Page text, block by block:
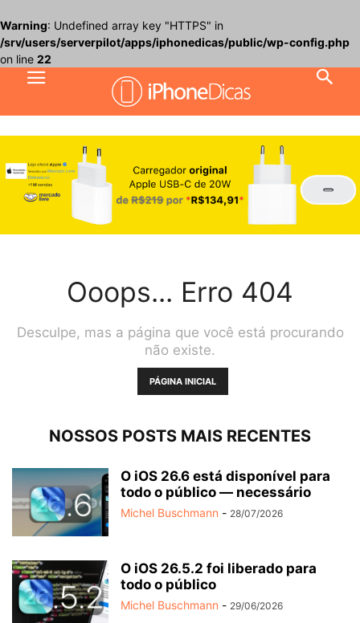
Warning: Undefined array key "HTTPS" in
/srv/users/serverpilot/apps/iphonedicas/public/wp-config.php
on line 22
Ooops... Erro 404
Desculpe, mas a página que você está procurando
não existe.
PÁGINA INICIAL
NOSSOS POSTS MAIS RECENTES
O iOS 26.6 está disponível para
todo o público — necessário
Michel Buschmann - 28/07/2026
O iOS 26.5.2 foi liberado para
todo o público
Michel Buschmann - 29/06/2026